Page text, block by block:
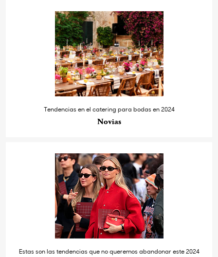
Tendencias en el catering para bodas en 2024
Novias
Estas son las tendencias que no queremos abandonar este 2024